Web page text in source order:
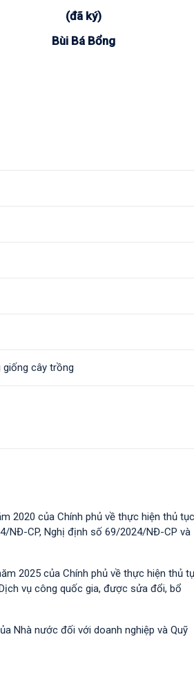
(đã ký)
Bùi Bá Bổng
giống cây trồng
2020 của Chính phủ về thực hiện thủ tục
NĐ-CP, Nghị định số 69/2024/NĐ-CP và
2025 của Chính phủ về thực hiện thủ
vụ công quốc gia, được sửa đổi, bổ
Nhà nước đối với doanh nghiệp và Quỹ